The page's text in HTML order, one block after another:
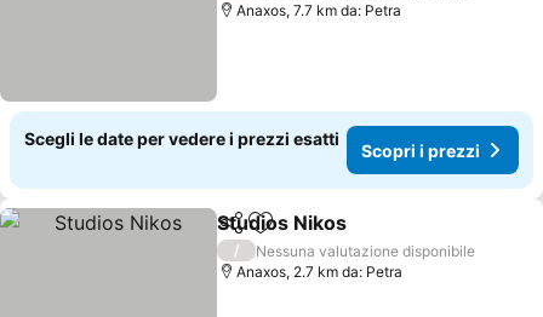
Anaxos, 7.7 km da: Petra
Scegli le date per vedere i prezzi esatti
Scopri i prezzi
CondividiAggiungi ai preferiti
Studios Nikos
/
Nessuna valutazione disponibile
Anaxos, 2.7 km da: Petra